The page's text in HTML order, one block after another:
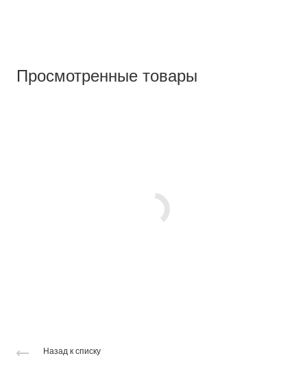
Просмотренные товары
Назад к списку